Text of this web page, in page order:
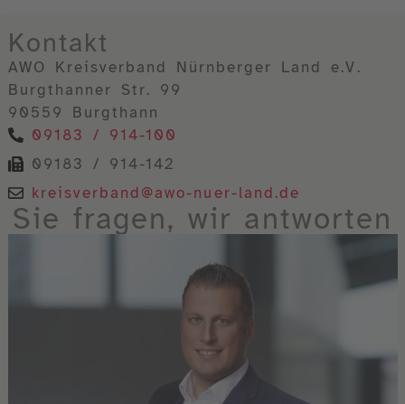
Kontakt
AWO Kreisverband Nürnberger Land e.V.
Burgthanner Str. 99
90559 Burgthann
09183 / 914-100
09183 / 914-142
kreisverband@awo-nuer-land.de
Sie fragen, wir antworten